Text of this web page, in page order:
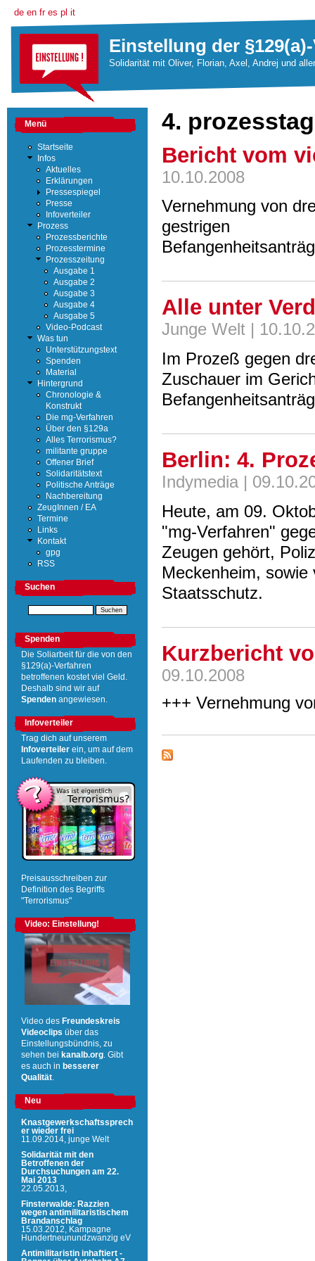
de en fr es pl it
Einstellung der
Solidarität mit Oliver, Florian, Axel, Andrej und
4. prozesstag
Bericht vom
10.10.2008
Vernehmung von
gestrigen
Alle unter
Junge Welt |
Im Prozeß gegen
Zuschauer im
Berlin: 4.
Indymedia |
Heute, am 09.
"mg-Verfahren"
Zeugen gehört,
Meckenheim,
Staatsschutz.
Kurzbericht
09.10.2008
+++ Vernehmung
Menü
Startseite
Infos
Aktuelles
Erklärungen
Pressespiegel
Presse
Infoverteiler
Prozess
Prozessberichte
Prozesstermine
Prozesszeitung
Ausgabe 1
Ausgabe 2
Ausgabe 3
Ausgabe 4
Ausgabe 5
Video-Podcast
Was tun
Unterstützungstext
Spenden
Material
Hintergrund
Chronologie &
Konstrukt
Die mg-Verfahren
Über den §129a
Alles Terrorismus?
militante gruppe
Offener Brief
Solidaritätstext
Politische Anträge
Nachbereitung
ZeugInnen / EA
Termine
Links
Kontakt
gpg
RSS
Suchen
Spenden
Die Soliarbeit für die von den
§129(a)-Verfahren
betroffenen kostet viel Geld.
Deshalb sind wir auf
Spenden angewiesen.
Infoverteiler
Trag dich auf unserem
Infoverteiler ein, um auf dem
Laufenden zu bleiben.
Preisausschreiben zur
Definition des Begriffs
"Terrorismus"
Video: Einstellung!
Video des Freundeskreis
Videoclips über das
Einstellungsbündnis, zu
sehen bei kanalb.org . Gibt
es auch in besserer
Qualität
Neu
Knastgewerkschaftssprech
er wieder frei
11.09.2014, junge Welt
Solidarität mit den
Betroffenen der
Durchsuchungen am 22.
Mai 2013
22.05.2013,
Finsterwalde: Razzien
wegen antimilitaristischem
Brandanschlag
15.03.2012,
Kampagne
Hundertneunundzwanzig eV
Antimilitaristin inhaftiert -